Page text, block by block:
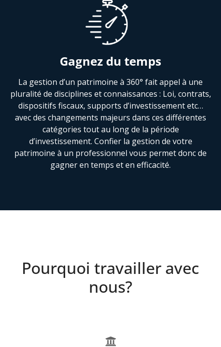
Gagnez du temps
La gestion d’un patrimoine à 360° fait appel à une
pluralité de disciplines et connaissances : Loi, contrats,
dispositifs fiscaux, supports d’investissement etc…
avec des changements majeurs dans ces différentes
catégories tout au long de la période
d’investissement. Confier la gestion de votre
patrimoine à un professionnel vous permet donc de
gagner en temps et en efficacité.
Pourquoi travailler avec
nous?